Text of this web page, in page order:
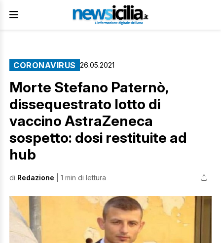
CORONAVIRUS 26.05.2021
Morte Stefano Paternò,
dissequestrato lotto di
vaccino AstraZeneca
sospetto: dosi restituite ad
hub
di Redazione | 1 min di lettura